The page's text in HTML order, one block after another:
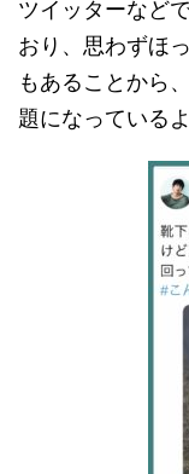
ツイッターなど
おり、思わずほ
もあることから
題になっている